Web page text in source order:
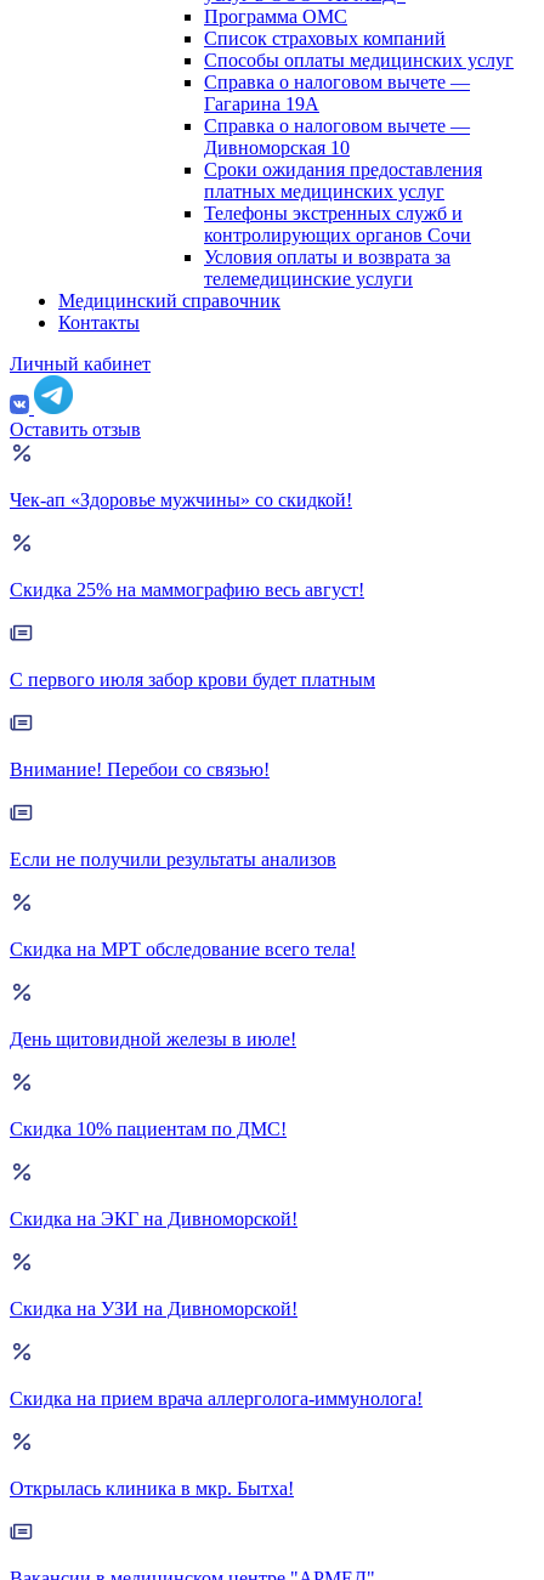
Программа ОМС
Список страховых компаний
Способы оплаты медицинских услуг
Справка о налоговом вычете —
Гагарина 19А
Справка о налоговом вычете —
Дивноморская 10
Сроки ожидания предоставления
платных медицинских услуг
Телефоны экстренных служб и
контролирующих органов Сочи
Условия оплаты и возврата за
телемедицинские услуги
Медицинский справочник
Контакты
Личный кабинет
Оставить отзыв
Чек-ап «Здоровье мужчины» со скидкой!
Скидка 25% на маммографию весь август!
С первого июля забор крови будет платным
Внимание! Перебои со связью!
Если не получили результаты анализов
Скидка на МРТ обследование всего тела!
День щитовидной железы в июле!
Скидка 10% пациентам по ДМС!
Скидка на ЭКГ на Дивноморской!
Скидка на УЗИ на Дивноморской!
Скидка на прием врача аллерголога-иммунолога!
Открылась клиника в мкр. Бытха!